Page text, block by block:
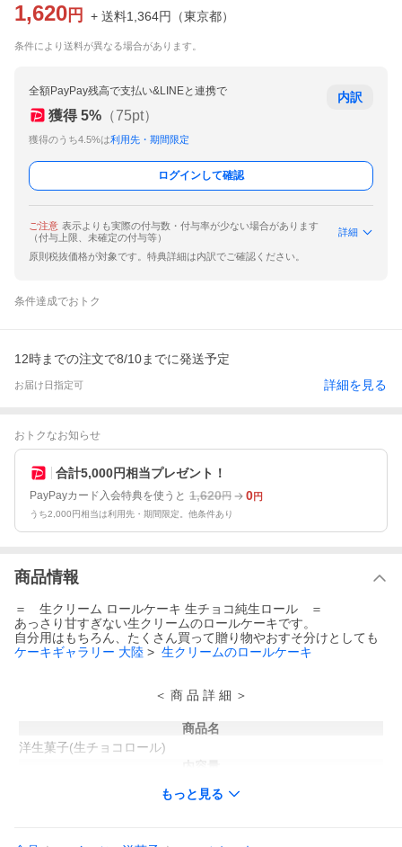
1,620 円 + 送料1,364円 （東京都）
条件により送料が異なる場合があります。
全額PayPay残高で支払い&LINEと連携で
獲得 5% （75pt）
獲得のうち4.5%は利用先・期間限定
内訳
ログインして確認
ご注意 表示よりも実際の付与数・付与率が少ない場合があります
（付与上限、未確定の付与等）
詳細
原則税抜価格が対象です。特典詳細は内訳でご確認ください。
条件達成でおトク
12時までの注文で8/10までに発送予定
お届け日指定可 詳細を見る
おトクなお知らせ
合計5,000円相当プレゼント！
PayPayカード入会特典を使うと 1,620円 0円
うち2,000円相当は利用先・期間限定。他条件あり
商品情報
＝ 生クリーム ロールケーキ 生チョコ純生ロール ＝
あっさり甘すぎない生クリームのロールケーキです。
自分用はもちろん、たくさん買って贈り物やおすそ分けとしても
ケーキギャラリー 大陸 > 生クリームのロールケーキ
＜ 商 品 詳 細 ＞
商品名
洋生菓子(生チョコロール)
サイズ
もっと見る